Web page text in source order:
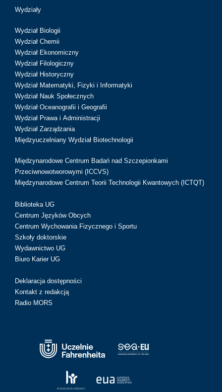
Wydziały
Wydział Biologii
Wydział Chemii
Wydział Ekonomiczny
Wydział Filologiczny
Wydział Historyczny
Wydział Matematyki, Fizyki i Informatyki
Wydział Nauk Społecznych
Wydział Oceanografii i Geografii
Wydział Prawa i Administracji
Wydział Zarządzania
Międzyuczelniany Wydział Biotechnologii
Międzynarodowe Centrum Badań nad Szczepionkami
Przeciwnowotworowymi (ICCVS)
Międzynarodowe Centrum Teorii Technologii Kwantowych (ICTQT)
Biblioteka UG
Centrum Języków Obcych
Centrum Wychowania Fizycznego i Sportu
Szkoły doktorskie
Wydawnictwo UG
Biuro Karier UG
Deklaracja dostępności
Kontakt z redakcją
Radio MORS